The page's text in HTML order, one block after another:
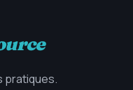
pratiques.